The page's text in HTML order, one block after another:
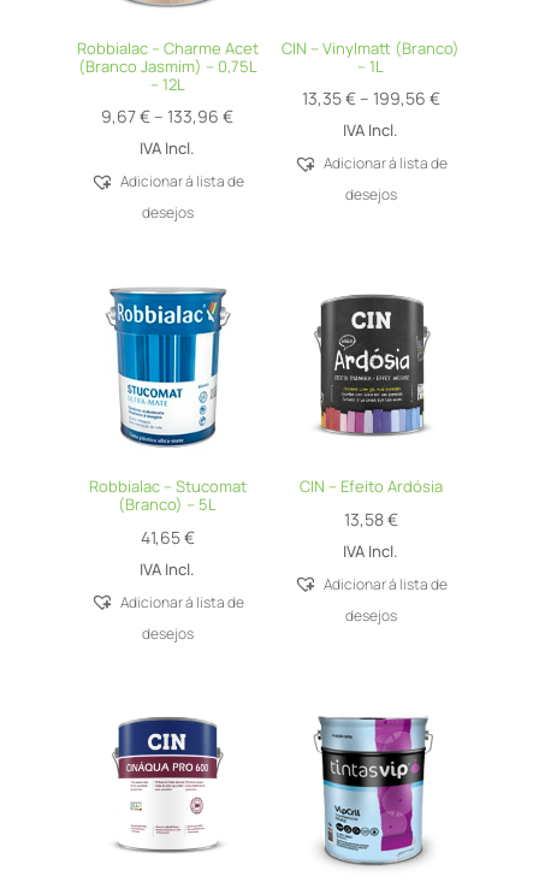
Robbialac – Charme Acet
(Branco Jasmim) – 0,75L
– 12L
9,67€ – 133,96€Price
9,67 €
IVA Incl.
Adicionar á lista de
desejos
CIN – Vinylmatt (Branco)
– 1L
13,35€ – 199,56 €Price
13,35 €
IVA Incl.
Adicionar á lista de
desejos
Robbialac – Stucomat
(Branco) – 5L
41,65€
IVA Incl.
Adicionar á lista de
desejos
CIN – Efeito Ardósia
13,58€
IVA Incl.
Adicionar á lista de
desejos